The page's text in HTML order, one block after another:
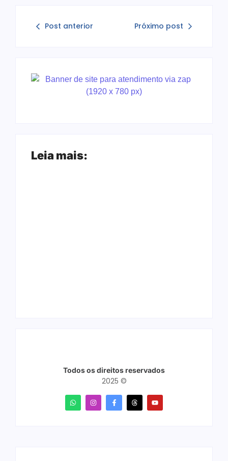
Post anterior Próximo post
Leia mais:
Todos os direitos reservados
2025 ©